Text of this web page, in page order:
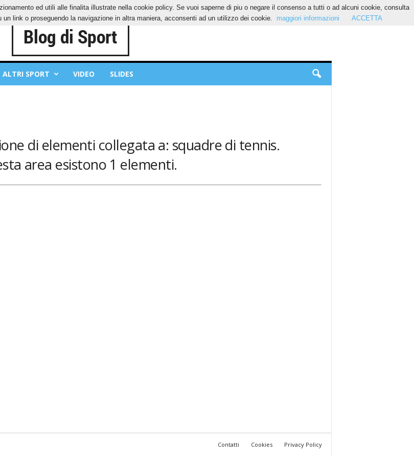
ALTRI SPORT VIDEO SLIDES
di elementi collegata a: squadre di tennis.
area esistono 1 elementi.
Contatti Cookies Privacy Policy
ed utili alle finalita illustrate nella cookie policy. Se vuoi saperne di piu o negare il consenso a tutti o ad alcuni cookie, consulta
link o proseguendo la navigazione in altra maniera, acconsenti ad un utilizzo dei cookie.
maggiori informazioni ACCETTA